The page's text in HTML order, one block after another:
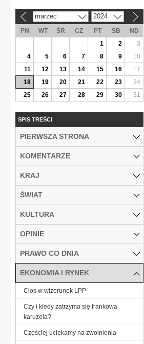
marzec 2024
PN WT ŚR CZ PT SB
ND
1
2
3
4
5 6 7 8 9
10
11
12 13 14 15 16
17
18
19 20 21 22 23
24
25
26 27 28 29 30 31
SPIS TREŚCI
PIERWSZA STRONA
KOMENTARZE
KRAJ
ŚWIAT
KULTURA
OPINIE
PRAWO CO DNIA
EKONOMIA I RYNEK
Cios w wizerunek LPP
Czy i kiedy zatrzyma się frankowa
karuzela?
Częściej uciekamy na zwolnienia